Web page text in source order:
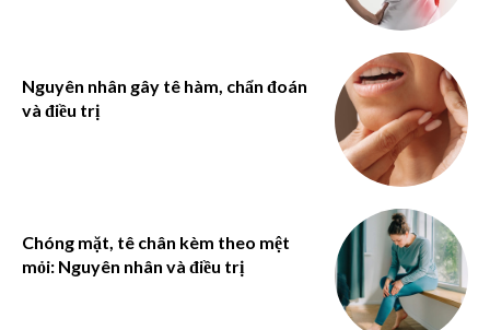
Nguyên nhân gây tê hàm, chẩn đoán
và điều trị
Chóng mặt, tê chân kèm theo mệt
mỏi: Nguyên nhân và điều trị